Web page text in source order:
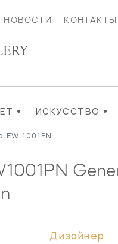
НОВОСТИ КОНТАКТЫ
• ИСКУССТВО •
EW 1001PN
Дизайнер